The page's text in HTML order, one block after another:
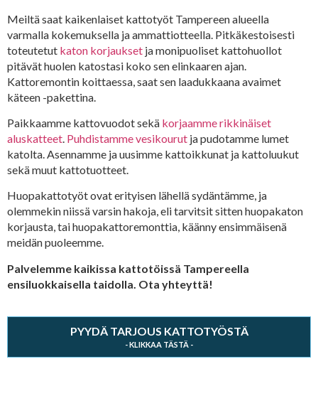
Meiltä saat kaikenlaiset kattotyöt Tampereen alueella
varmalla kokemuksella ja ammattiotteella. Pitkäkestoisesti
toteutetut katon korjaukset ja monipuoliset kattohuollot
pitävät huolen katostasi koko sen elinkaaren ajan.
Kattoremontin koittaessa, saat sen laadukkaana avaimet
käteen -pakettina.
Paikkaamme kattovuodot sekä korjaamme rikkinäiset
aluskatteet. Puhdistamme vesikourut ja pudotamme lumet
katolta. Asennamme ja uusimme kattoikkunat ja kattoluukut
sekä muut kattotuotteet.
Huopakattotyöt ovat erityisen lähellä sydäntämme, ja
olemmekin niissä varsin hakoja, eli tarvitsit sitten huopakaton
korjausta, tai huopakattoremonttia, käänny ensimmäisenä
meidän puoleemme.
Palvelemme kaikissa kattotöissä Tampereella
ensiluokkaisella taidolla. Ota yhteyttä!
PYYDÄ TARJOUS KATTOTYÖSTÄ